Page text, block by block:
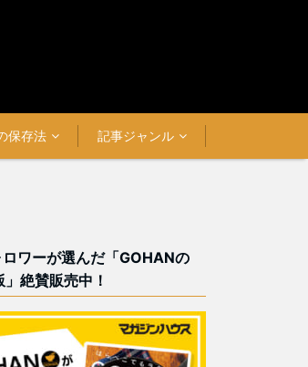
保存法 記事ジャンル
ワーが選んだ「GOHANの
」絶賛販売中！